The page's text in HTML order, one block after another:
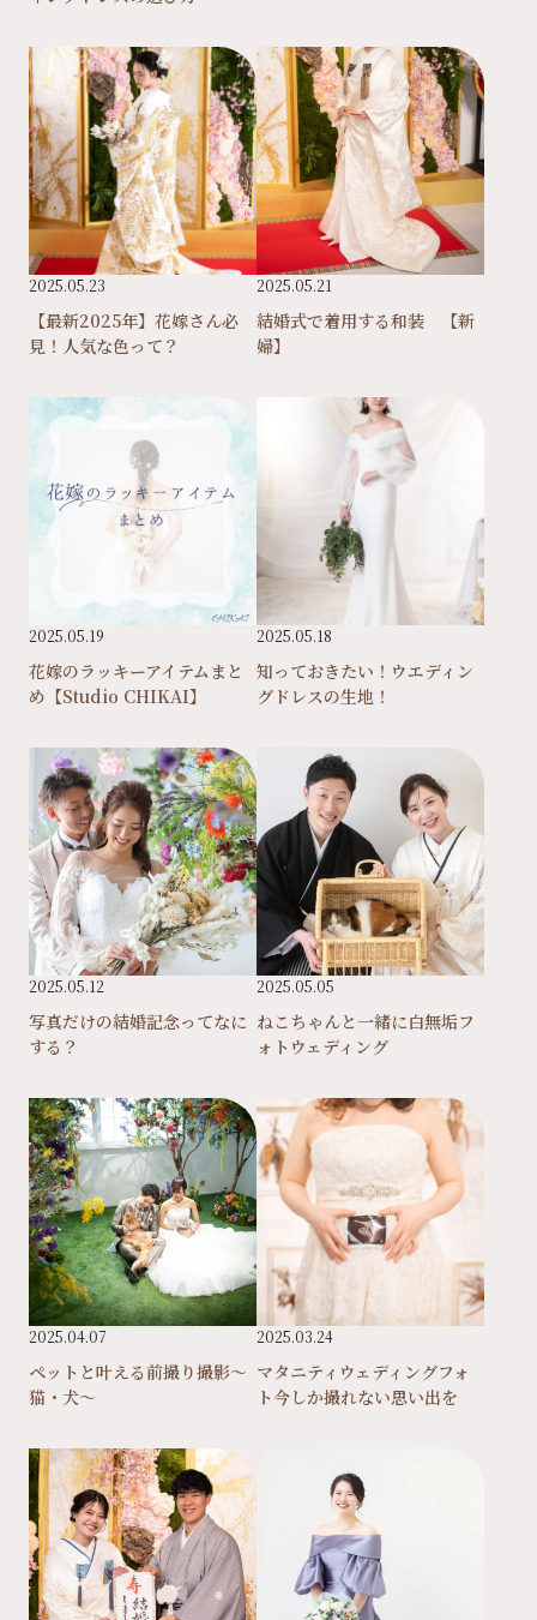
2025.05.23
【最新2025年】花嫁さん必
見！人気な色って？
2025.05.21
結婚式で着用する和装 【新
婦】
2025.05.19
花嫁のラッキーアイテムまと
め【Studio CHIKAI】
2025.05.18
知っておきたい！ウエディン
グドレスの生地！
2025.05.12
写真だけの結婚記念ってなに
する？
2025.05.05
ねこちゃんと一緒に白無垢フ
ォトウェディング
2025.04.07
ペットと叶える前撮り撮影～
猫・犬～
2025.03.24
マタニティウェディングフォ
ト今しか撮れない思い出を